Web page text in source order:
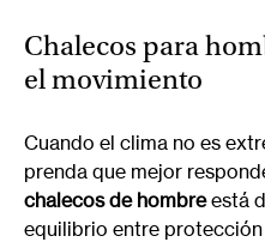
Chalecos para
el movimiento
Cuando el clima no es
prenda que mejor
chalecos de hombreestá
equilibrio entre